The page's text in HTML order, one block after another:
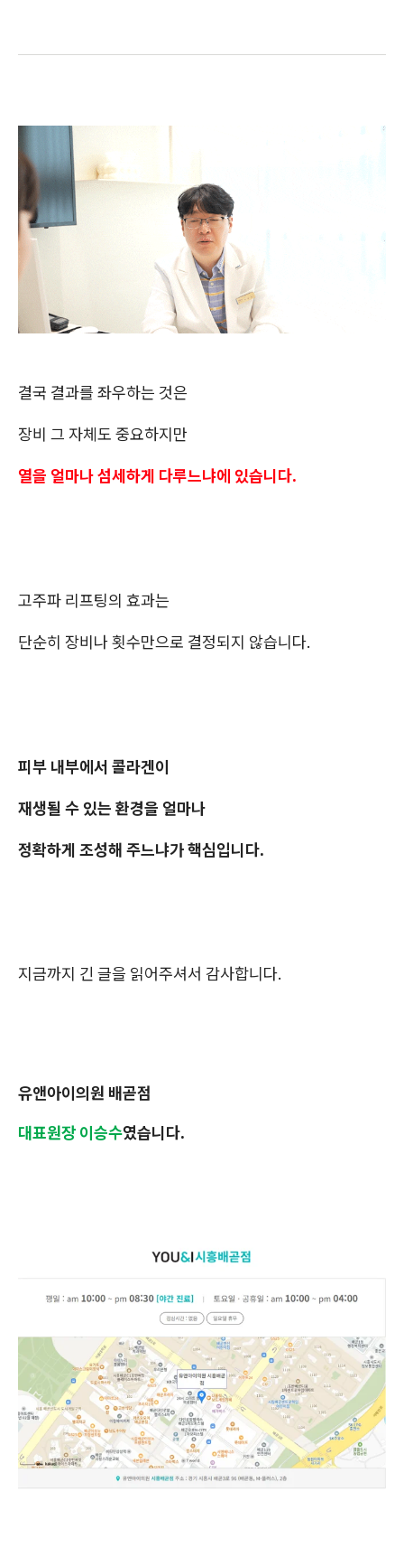
결국 결과를 좌우하는 것은
장비 그 자체도 중요하지만
열을 얼마나 섬세하게 다루느냐에 있습니다.
고주파 리프팅의 효과는
단순히 장비나 횟수만으로 결정되지 않습니다.
피부 내부에서 콜라겐이
재생될 수 있는 환경을 얼마나
정확하게 조성해 주느냐가 핵심입니다.
지금까지 긴 글을 읽어주셔서 감사합니다.
유앤아이의원 배곧점
대표원장 이승수였습니다.